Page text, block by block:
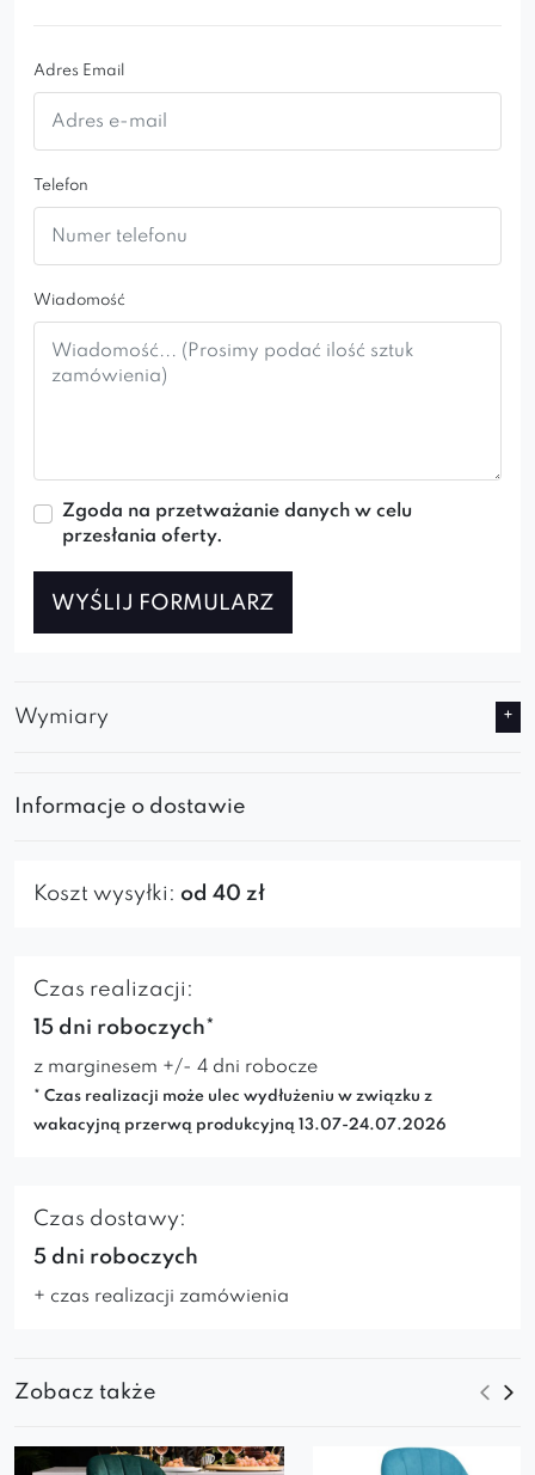
Adres Email
Telefon
Wiadomość
Zgoda na przetważanie danych w celu
przesłania oferty.
WYŚLIJ FORMULARZ
Wymiary
Informacje o dostawie
Koszt wysyłki: od 40 zł
Czas realizacji:
15 dni roboczych*
z marginesem +/- 4 dni robocze
* Czas realizacji może ulec wydłużeniu w związku z
wakacyjną przerwą produkcyjną 13.07-24.07.2026
Czas dostawy:
5 dni roboczych
+ czas realizacji zamówienia
Zobacz także